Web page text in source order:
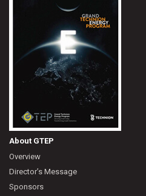
About GTEP
Overview
Director’s Message
Sponsors